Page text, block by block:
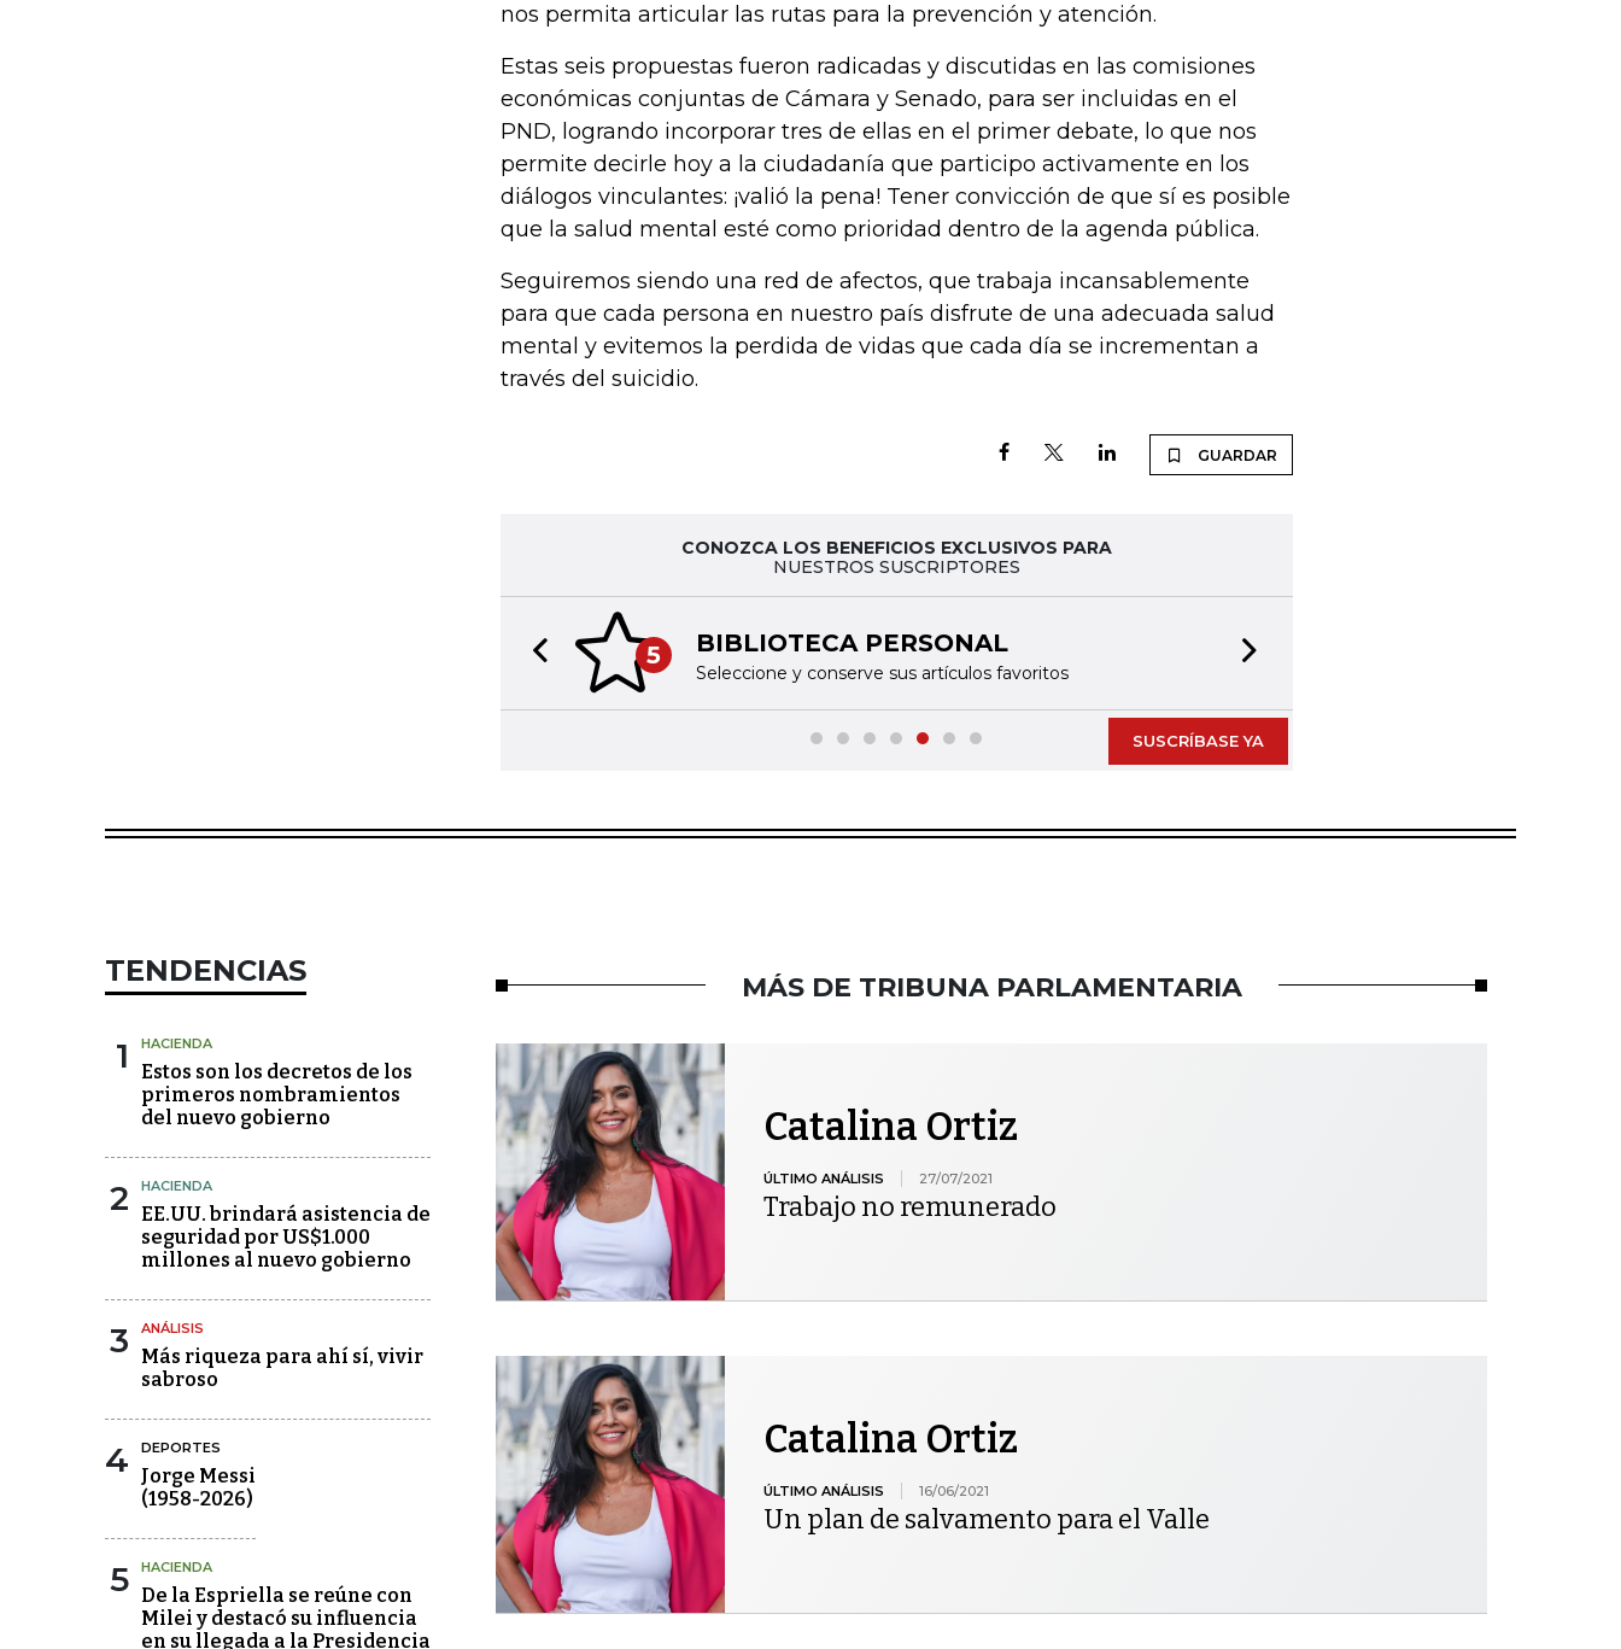
nos permita articular las rutas para la prevención y atención.
Estas seis propuestas fueron radicadas y discutidas en las comisiones
económicas conjuntas de Cámara y Senado, para ser incluidas en el
PND, logrando incorporar tres de ellas en el primer debate, lo que nos
permite decirle hoy a la ciudadanía que participo activamente en los
diálogos vinculantes: ¡valió la pena! Tener convicción de que sí es posible
que la salud mental esté como prioridad dentro de la agenda pública.
Seguiremos siendo una red de afectos, que trabaja incansablemente
para que cada persona en nuestro país disfrute de una adecuada salud
mental y evitemos la perdida de vidas que cada día se incrementan a
través del suicidio.
GUARDAR
CONOZCA LOS BENEFICIOS EXCLUSIVOS PARA
NUESTROS SUSCRIPTORES
5 BIBLIOTECA PERSONAL
Seleccione y conserve sus artículos favoritos
Previous slide
SUSCRÍBASE YA
TENDENCIAS
1 HACIENDA
Estos son los decretos de los
primeros nombramientos
del nuevo gobierno
2 HACIENDA
EE.UU. brindará asistencia de
seguridad por US$1.000
millones al nuevo gobierno
3 ANÁLISIS
Más riqueza para ahí sí, vivir
sabroso
4 DEPORTES
Jorge Messi
(1958-2026)
5 HACIENDA
De la Espriella se reúne con
Milei y destacó su influencia
en su llegada a la Presidencia
MÁS DE TRIBUNA PARLAMENTARIA
Catalina Ortiz
ÚLTIMO ANÁLISIS 27/07/2021
Trabajo no remunerado
Catalina Ortiz
ÚLTIMO ANÁLISIS 16/06/2021
Un plan de salvamento para el Valle